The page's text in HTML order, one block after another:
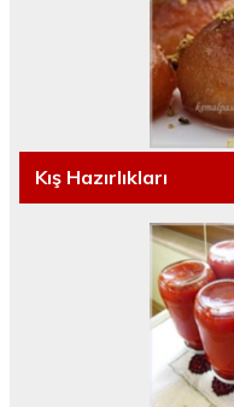
Kış Hazırlıkları